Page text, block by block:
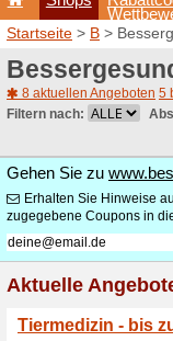
Startseite